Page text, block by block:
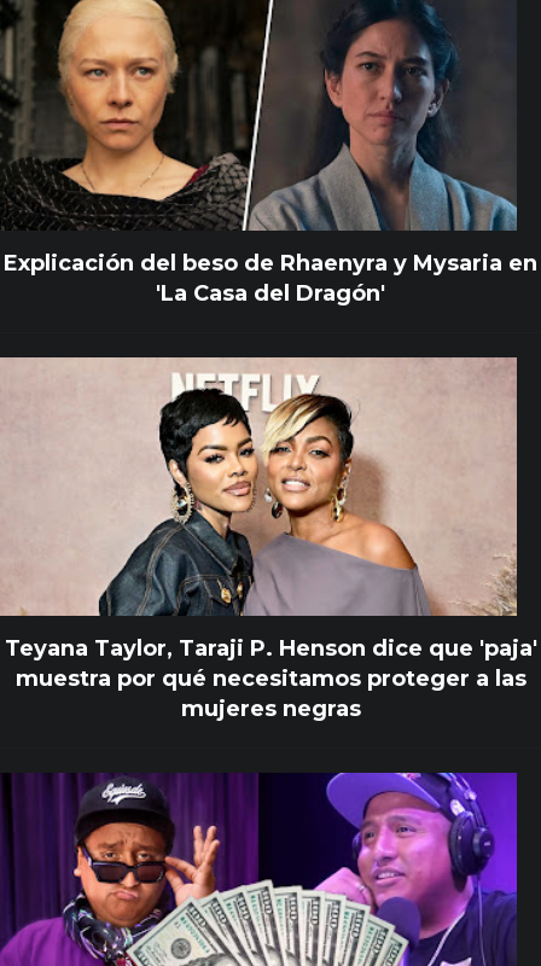
Explicación del beso de Rhaenyra y Mysaria en
'La Casa del Dragón'
Teyana Taylor, Taraji P. Henson dice que 'paja'
muestra por qué necesitamos proteger a las
mujeres negras